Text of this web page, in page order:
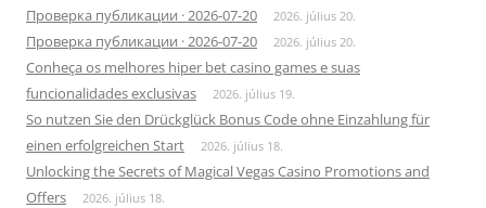
Проверка публикации · 2026-07-20 2026. július 20.
Проверка публикации · 2026-07-20 2026. július 20.
Conheça os melhores hiper bet casino games e suas
funcionalidades exclusivas
2026. július 19.
So nutzen Sie den Drückglück Bonus Code ohne Einzahlung für
einen erfolgreichen Start
2026. július 18.
Unlocking the Secrets of Magical Vegas Casino Promotions and
Offers
2026. július 18.